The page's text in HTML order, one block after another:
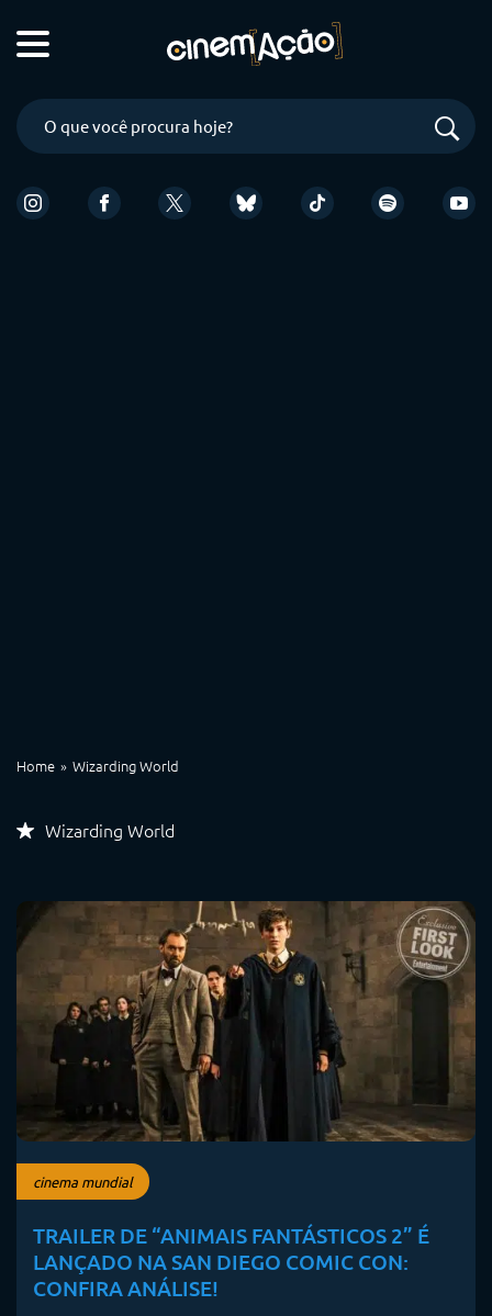
Home Wizarding World
Wizarding World
cinema mundial
TRAILER DE “ANIMAIS FANTÁSTICOS 2” É
LANÇADO NA SAN DIEGO COMIC CON:
CONFIRA ANÁLISE!